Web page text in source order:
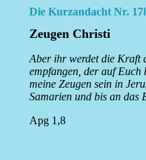
Die Kurzandacht Nr.
Zeugen Christi
Aber ihr werdet die Kraft
empfangen, der auf Euch
meine Zeugen sein in
Samarien und bis an das
Apg 1,8